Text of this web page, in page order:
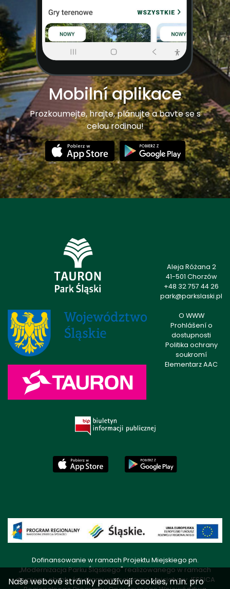
Mobilní aplikace
Prozkoumejte, hrajte, plánujte a bavte se s
celou rodinou!
Aleja Różana 2
41-501 Chorzów
+48 32 757 44 26
park@parkslaski.pl
O WWW
Prohlášení o
dostupnosti
Politika ochrany
soukromí
Elementarz AAC
Dofinansowanie w ramach Projektu Miejskiego pn.
„Modernizacja Parku Śląskiego" realizowanego w ramach
drugiego obrotu środkami wracającymi z Inicjatywy JESSICA
Naše webové stránky používají cookies, m.in. pro